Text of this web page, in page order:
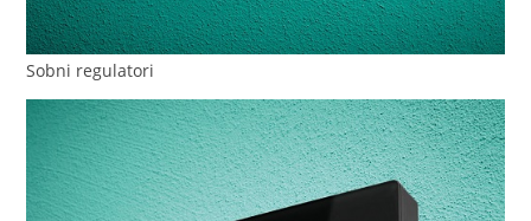
Sobni regulatori